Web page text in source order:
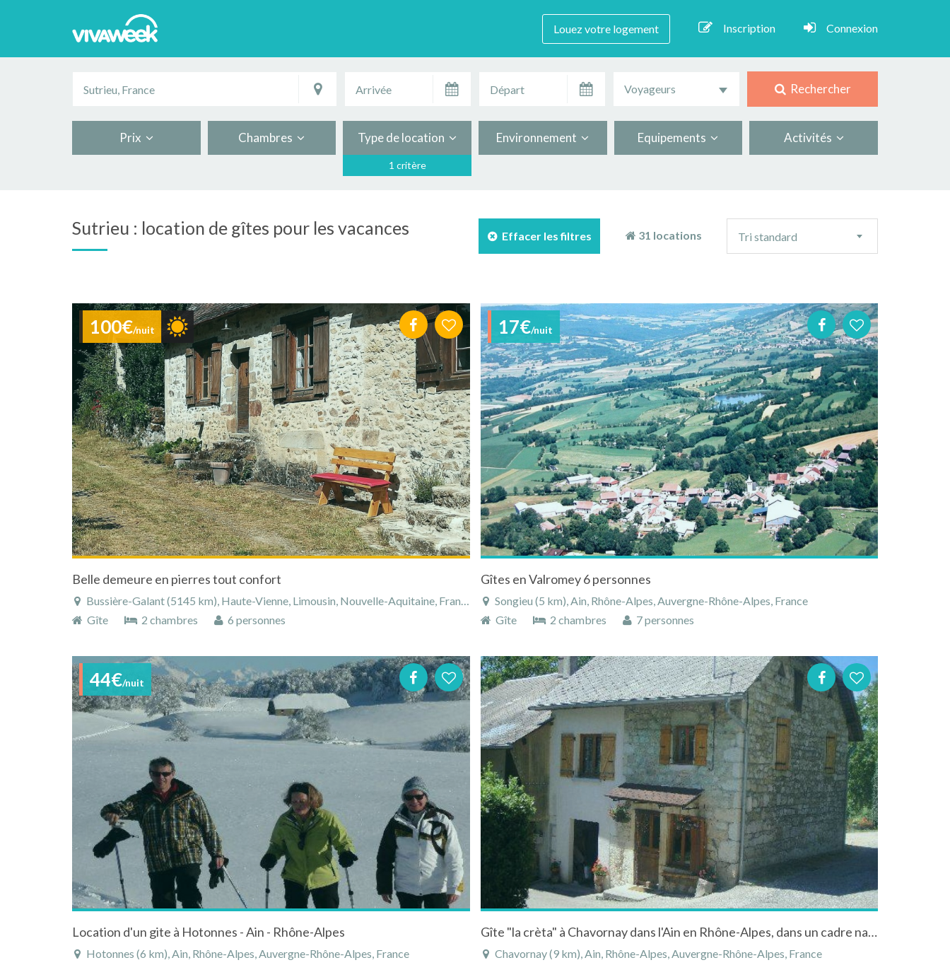
Louez votre logement Inscription Connexion
Voyageurs Rechercher
Prix Chambres Type de location
1 critère
Environnement Equipements Activités
Sutrieu : location de gîtes pour les vacances Effacer les filtres 31 locations
tri
Tri standard
100€/nuit
Belle demeure en pierres tout confort
Bussière-Galant (5145 km), Haute-Vienne, Limousin, Nouvelle-Aquitaine, France
Gîte
2 chambres 6 personnes
17€/nuit
Gîtes en Valromey 6 personnes
Songieu (5 km), Ain, Rhône-Alpes, Auvergne-Rhône-Alpes, France
Gîte
2 chambres 7 personnes
44€/nuit
Location d'un gite à Hotonnes - Ain - Rhône-Alpes
Hotonnes (6 km), Ain, Rhône-Alpes, Auvergne-Rhône-Alpes, France
Gîte "la crèta" à Chavornay dans l'Ain en Rhône-Alpes, dans un cadre naturel et calme
Chavornay (9 km), Ain, Rhône-Alpes, Auvergne-Rhône-Alpes, France